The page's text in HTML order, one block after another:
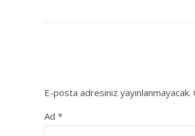
E-posta adresiniz yayınlanmayacak.
Ad *